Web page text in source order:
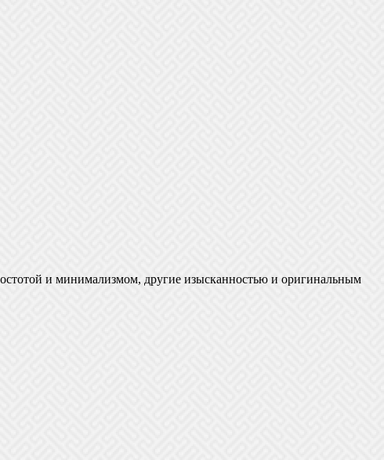
и минимализмом, другие изысканностью и оригинальным